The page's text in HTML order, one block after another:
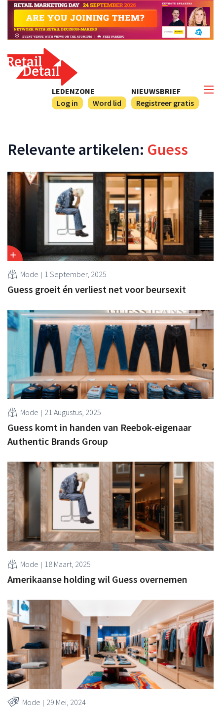
NIEUWSBRIEF
Registreer gratis
LEDENZONE
Log in
Word lid
Relevante artikelen: Guess
Mode 1 September, 2025
Guess groeit én verliest net voor beursexit
Mode 21 Augustus, 2025
Guess komt in handen van Reebok-eigenaar
Authentic Brands Group
Mode 18 Maart, 2025
Amerikaanse holding wil Guess overnemen
Mode 29 Mei, 2024